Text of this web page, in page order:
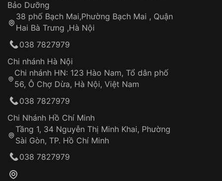
Thời gian tính từ khi xác nhận đơn hàng thành
công
Hotline: 0585 215 215
Từ khóa SEO:
Khách hàng kiểm tra và thanh toán trực tiếp
Sản phẩm đã bị:
Tự ý sửa chữa
thống VNLUX
Đảm bảo quyền lợi khách hàng
Đồng hành cùng khách hàng trong suốt quá
trình sử dụng
Bảo Dưỡng
38 phố Bạch Mai,Phường Bạch Mai , Quận
Hai Bà Trưng ,Hà Nội
038 7827979
Chi nhánh Hà Nội
Chi nhánh HN: 123 Hào Nam, Tổ dân phố
56, Ô Chợ Dừa, Hà Nội, Việt Nam
038 7827979
Chi Nhánh Hồ Chí Minh
Tầng 1, 34 Nguyễn Thị Minh Khai, Phường
Sài Gòn, TP. Hồ Chí Minh
038 7827979